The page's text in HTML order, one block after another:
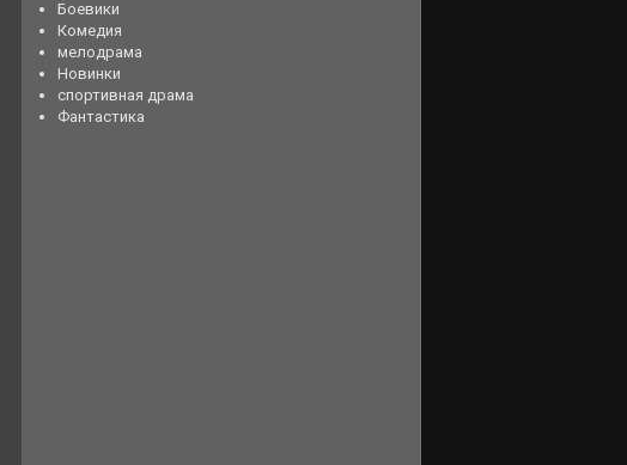
Боевики
Комедия
мелодрама
Новинки
спортивная драма
Фантастика